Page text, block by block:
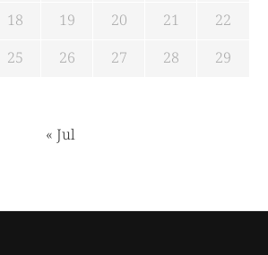
18 19 20 21
22
25 26 27 28
29
« Jul